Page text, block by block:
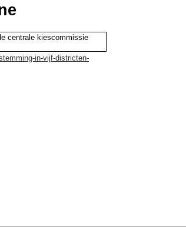
centrale kiescommissie
in-vijf-districten-